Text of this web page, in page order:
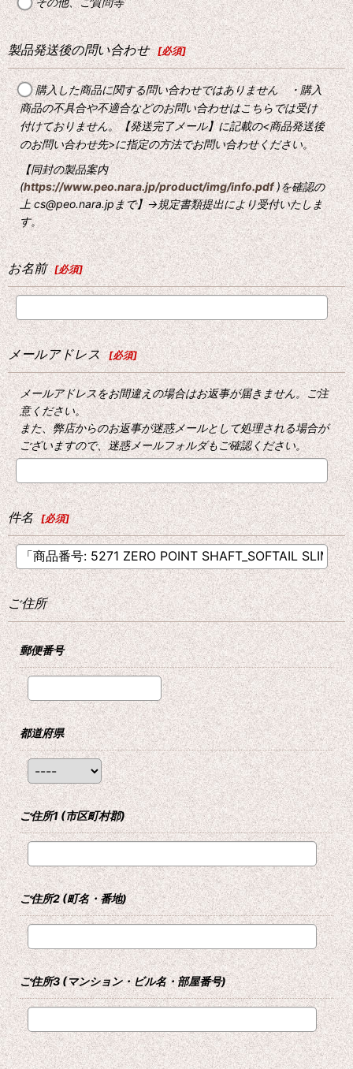
製品発送後の問い合わせ [必須]
購入した商品に関する問い合わせではありません ・購入
商品の不具合や不適合などのお問い合わせはこちらでは受け
付けておりません。【発送完了メール】に記載の<商品発送後
のお問い合わせ先>に指定の方法でお問い合わせください。
【同封の製品案内
(https://www.peo.nara.jp/product/img/info.pdf)を確認の
上 cs@peo.nara.jpまで】→規定書類提出により受付いたしま
す。
お名前 [必須]
メールアドレス [必須]
メールアドレスをお間違えの場合はお返事が届きません。ご注
意ください。
また、弊店からのお返事が迷惑メールとして処理される場合が
ございますので、迷惑メールフォルダもご確認ください。
件名 [必須]
ご住所
郵便番号
都道府県
ご住所1(市区町村郡)
ご住所2(町名・番地)
ご住所3(マンション・ビル名・部屋番号)